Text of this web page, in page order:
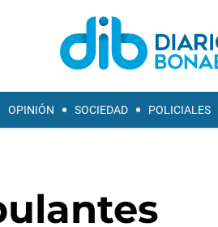
OPINIÓN SOCIEDAD POLICIALES